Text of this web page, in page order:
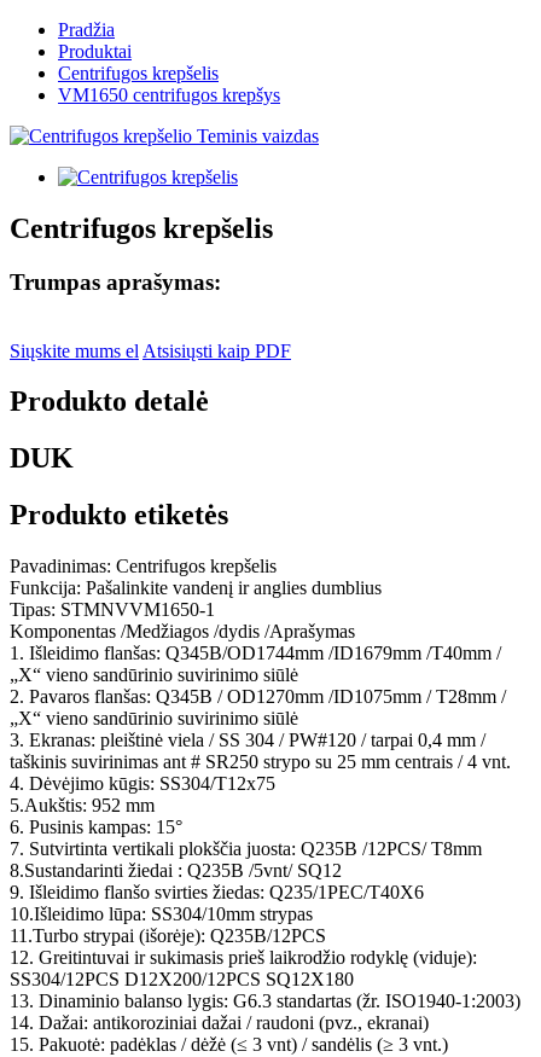
Pradžia
Produktai
Centrifugos krepšelis
VM1650 centrifugos krepšys
Centrifugos krepšelis
Trumpas aprašymas:
Siųskite mums el Atsisiųsti kaip PDF
Produkto detalė
DUK
Produkto etiketės
Pavadinimas: Centrifugos krepšelis
Funkcija: Pašalinkite vandenį ir anglies dumblius
Tipas: STMNVVM1650-1
Komponentas /Medžiagos /dydis /Aprašymas
1. Išleidimo flanšas: Q345B/OD1744mm /ID1679mm /T40mm /
„X“ vieno sandūrinio suvirinimo siūlė
2. Pavaros flanšas: Q345B / OD1270mm /ID1075mm / T28mm /
„X“ vieno sandūrinio suvirinimo siūlė
3. Ekranas: pleištinė viela / SS 304 / PW#120 / tarpai 0,4 mm /
taškinis suvirinimas ant # SR250 strypo su 25 mm centrais / 4 vnt.
4. Dėvėjimo kūgis: SS304/T12x75
5.Aukštis: 952 mm
6. Pusinis kampas: 15°
7. Sutvirtinta vertikali plokščia juosta: Q235B /12PCS/ T8mm
8.Sustandarinti žiedai : Q235B /5vnt/ SQ12
9. Išleidimo flanšo svirties žiedas: Q235/1PEC/T40X6
10.Išleidimo lūpa: SS304/10mm strypas
11.Turbo strypai (išorėje): Q235B/12PCS
12. Greitintuvai ir sukimasis prieš laikrodžio rodyklę (viduje):
SS304/12PCS D12X200/12PCS SQ12X180
13. Dinaminio balanso lygis: G6.3 standartas (žr. ISO1940-1:2003)
14. Dažai: antikoroziniai dažai / raudoni (pvz., ekranai)
15. Pakuotė: padėklas / dėžė (≤ 3 vnt) / sandėlis (≥ 3 vnt.)